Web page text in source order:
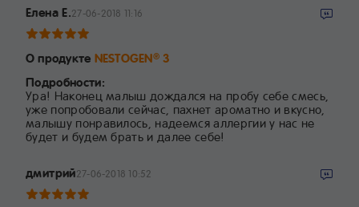
Елена Е.27-06-2018 11:16
О продукте NESTOGEN®3
Подробности:
Ура! Наконец малыш дождался на пробу себе смесь,
уже попробовали сейчас, пахнет ароматно и вкусно,
малышу понравилось, надеемся аллергии у нас не
будет и будем брать и далее себе!
дмитрий27-06-2018 10:52